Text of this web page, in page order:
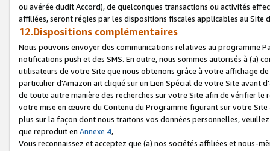
ou avérée dudit Accord), de quelconques transactions ou activités
affiliées, seront régies par les dispositions fiscales applicables au Site
12.Dispositions complémentaires
Nous pouvons envoyer des communications relatives au programme
notifications push et des SMS. En outre, nous sommes autorisés à
utilisateurs de votre Site que nous obtenons grâce à votre affichage
particulier d'Amazon ait cliqué sur un Lien Spécial de votre Site avant
de toute autre manière des recherches sur votre Site afin de vérifier
votre mise en œuvre du Contenu du Programme figurant sur votre
plus sur la façon dont nous traitons vos données personnelles,
que reproduit en Annexe 4,
Vous reconnaissez et acceptez que (a) nos sociétés affiliées et nous-